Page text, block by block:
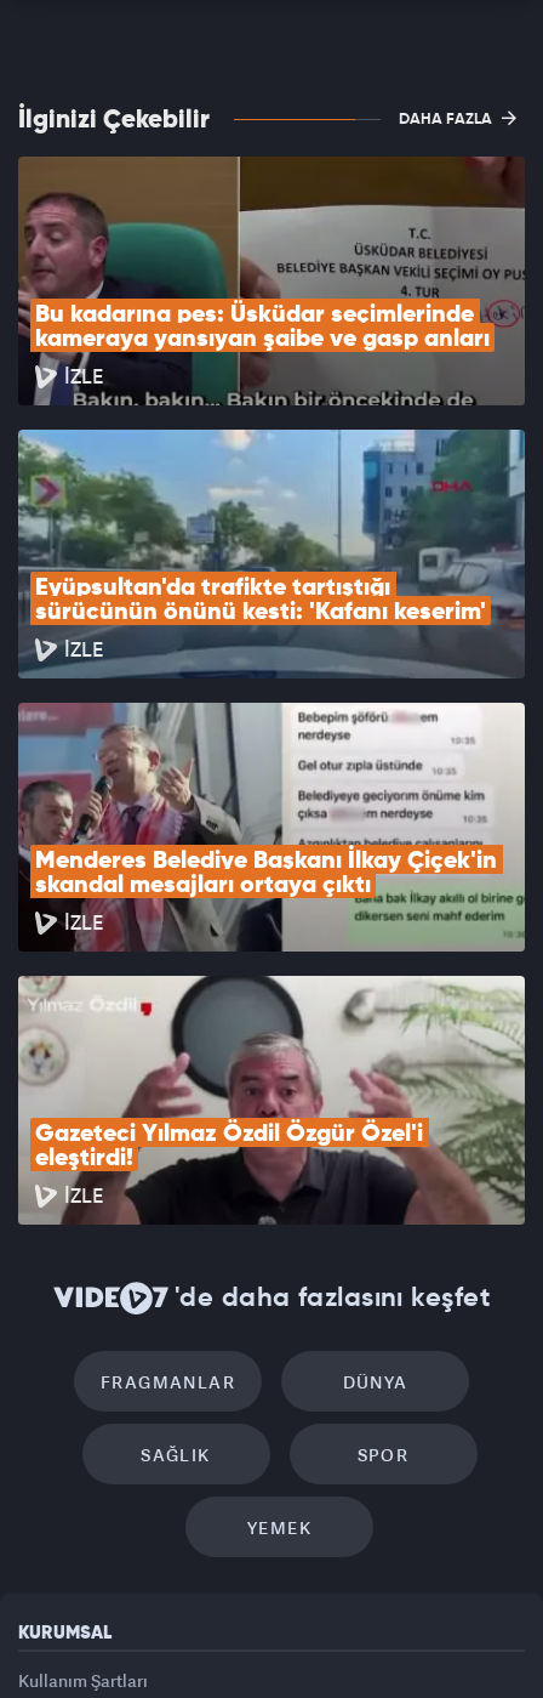
İlginizi Çekebilir DAHA FAZLA
Bu kadarına pes: Üsküdar seçimlerinde
kameraya yansıyan şaibe ve gasp anları
İZLE
Eyüpsultan'da trafikte tartıştığı
sürücünün önünü kesti: 'Kafanı keserim'
İZLE
Menderes Belediye Başkanı İlkay Çiçek'in
skandal mesajları ortaya çıktı
İZLE
Gazeteci Yılmaz Özdil Özgür Özel'i
eleştirdi!
İZLE
'de daha fazlasını keşfet
FRAGMANLAR DÜNYA
SAĞLIK SPOR
YEMEK
KURUMSAL
Kullanım Şartları